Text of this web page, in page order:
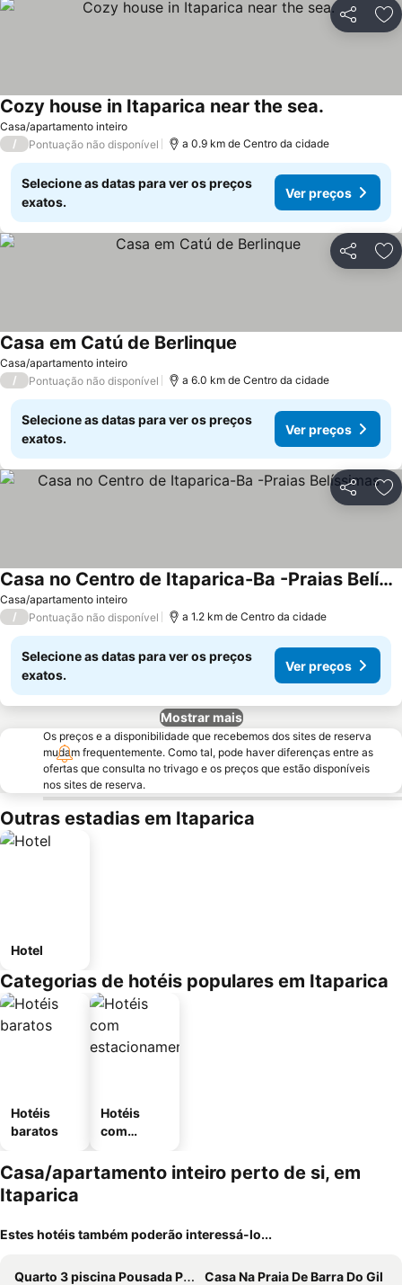
Partilhar
Casa/apartamento inteiro
Cozy house in Itaparica near the sea.
/ Pontuação não disponível a 0.9 km de Centro da cidade
Selecione as datas para ver os preços
exatos.
Ver preços
Partilhar
Casa/apartamento inteiro
Casa em Catú de Berlinque
/ Pontuação não disponível a 6.0 km de Centro da cidade
Selecione as datas para ver os preços
exatos.
Ver preços
Partilhar
Casa/apartamento inteiro
Casa no Centro de Itaparica-Ba -Praias Belíssimas
Ver preços
/ Pontuação não disponível a 1.2 km de Centro da cidade
Selecione as datas para ver os preços
exatos.
Ver preços
Mostrar mais
Os preços e a disponibilidade que recebemos dos sites de reserva
mudam frequentemente. Como tal, pode haver diferenças entre as
ofertas que consulta no trivago e os preços que estão disponíveis
nos sites de reserva.
Outras estadias em Itaparica
Hotel
Categorias de hotéis populares em Itaparica
Hotéis
baratos
Hotéis
com
mento
Casa/apartamento inteiro perto de si, em
Itaparica
Estes hotéis também poderão interessá-lo...
Quarto 3 piscina Pousada Praia de Cabuçu BA
Casa Na Praia De Barra Do Gil